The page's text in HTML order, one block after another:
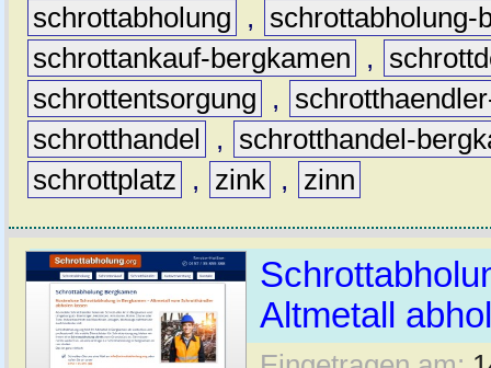
schrottabholung
,
schrottabholung-
schrottankauf-bergkamen
,
schrottentsorgung
,
schrotthandel
,
schrotthandel-
schrottplatz
, zink , zinn
Altmetall